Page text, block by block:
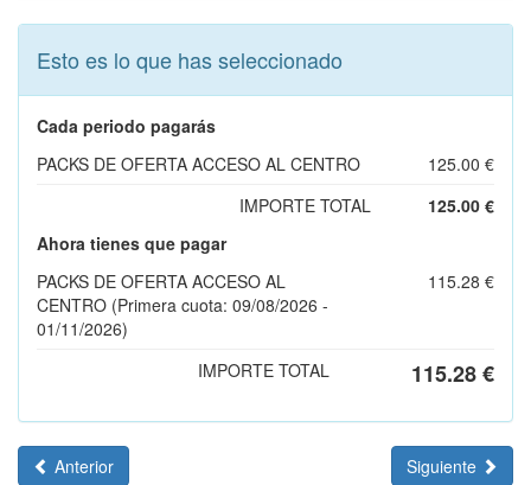
Esto es lo que has seleccionado
Cada periodo pagarás
PACKS DE OFERTA ACCESO AL CENTRO
125.00 €
IMPORTE TOTAL
125.00 €
Ahora tienes que pagar
PACKS DE OFERTA ACCESO AL
CENTRO (Primera cuota: 09/08/2026 -
01/11/2026)
115.28 €
IMPORTE TOTAL 115.28 €
Anterior Siguiente